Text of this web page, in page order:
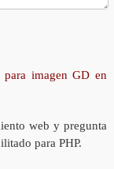
para imagen GD en
web y pregunta
para PHP.